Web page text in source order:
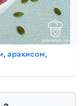
арахисом,